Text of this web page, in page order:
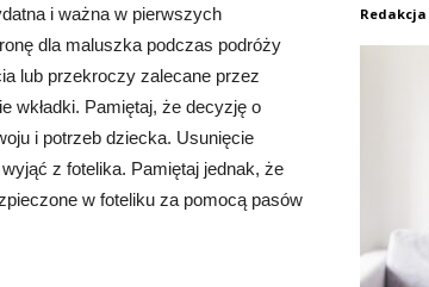
i ważna w pierwszych
dla maluszka podczas podróży
lub przekroczy zalecane przez
wkładki. Pamiętaj, że decyzję o
i potrzeb dziecka. Usunięcie
z fotelika. Pamiętaj jednak, że
w foteliku za pomocą pasów
Redakcja